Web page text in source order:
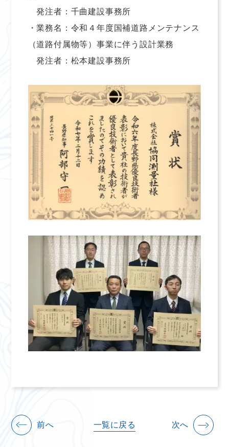
発注者：千曲建設事務所
・業務名：令和４年度国補道路メンテナンス
（道路付属物等）事業に伴う設計業務
発注者：松本建設事務所
前へ 一覧に戻る 次へ